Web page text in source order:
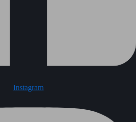
Instagram